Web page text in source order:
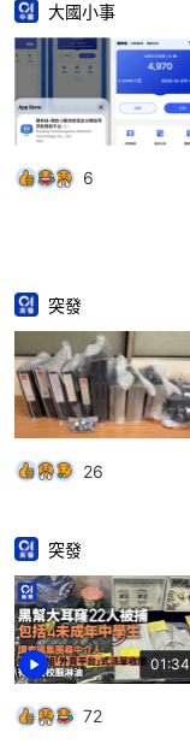
大國小事
6
突發
26
01:34
突發
72